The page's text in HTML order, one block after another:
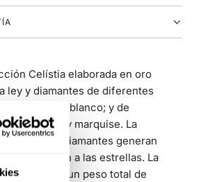
Celístia elaborada en oro
ley y diamantes de diferentes
amarillo y blanco; y de
pera y marquise. La
tallas de los diamantes generan
recuerdan a las estrellas. La
con un peso total de